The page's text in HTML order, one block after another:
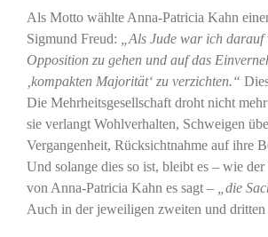
Als Motto wählte Anna-Patricia Kahn
Sigmund Freud: „Als Jude war ich darauf
Opposition zu gehen und auf das
‚kompakten Majorität‘ zu verzichten.“
Die Mehrheitsgesellschaft droht nicht
sie verlangt Wohlverhalten, Schweigen
Vergangenheit, Rücksichtnahme auf ihre
Und solange dies so ist, bleibt es – wie
von Anna-Patricia Kahn es sagt – „die
Auch in der jeweiligen zweiten und dritten